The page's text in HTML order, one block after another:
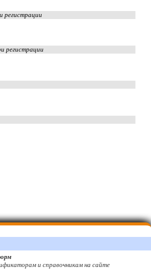
регистрации
регистрации
и справочникам на сайте